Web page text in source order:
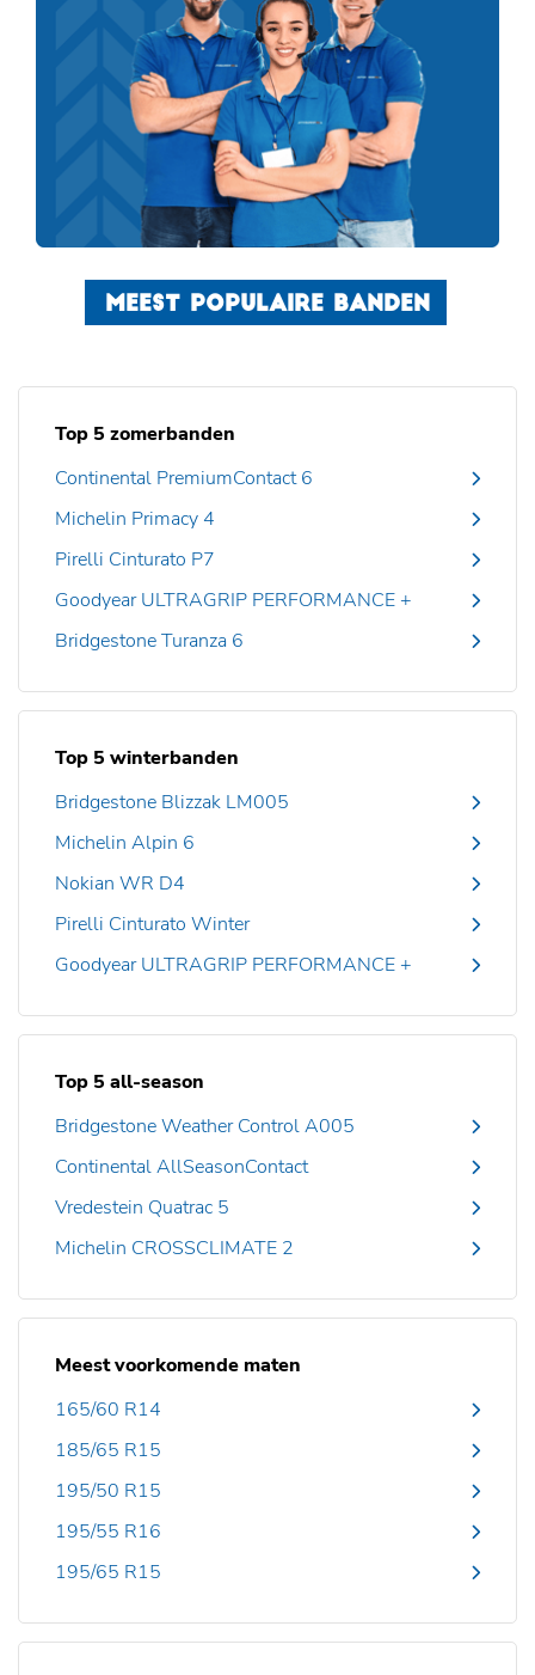
MEEST POPULAIRE BANDEN
Top 5 zomerbanden
Continental PremiumContact 6
Michelin Primacy 4
Pirelli Cinturato P7
Goodyear ULTRAGRIP PERFORMANCE +
Bridgestone Turanza 6
Top 5 winterbanden
Bridgestone Blizzak LM005
Michelin Alpin 6
Nokian WR D4
Pirelli Cinturato Winter
Goodyear ULTRAGRIP PERFORMANCE +
Top 5 all-season
Bridgestone Weather Control A005
Continental AllSeasonContact
Vredestein Quatrac 5
Michelin CROSSCLIMATE 2
Meest voorkomende maten
165/60 R14
185/65 R15
195/50 R15
195/55 R16
195/65 R15